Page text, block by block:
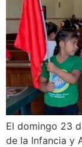
El domingo 23
de la Infancia y